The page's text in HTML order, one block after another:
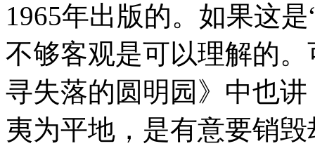
1965年出版的。如果这
不够客观是可以理解的
寻失落的圆明园》中也
夷为平地，是有意要销